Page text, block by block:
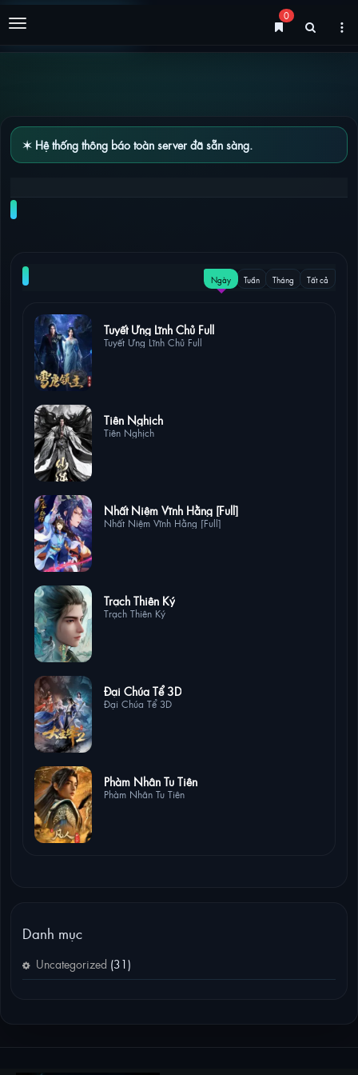
Menu
0
✶ Hệ thống thông báo toàn server đã sẵn sàng.
SƯ HUYNH A SƯ HUYNH TẬP 147 – 148 [VIETSUB]
NỔI BẬT Ngày Tuần Tháng Tất cả
Tuyết Ưng Lĩnh Chủ Full
Tuyết Ưng Lĩnh Chủ Full
Tiên Nghịch
Tiên Nghịch
Nhất Niệm Vĩnh Hằng [Full]
Nhất Niệm Vĩnh Hằng [Full]
Trạch Thiên Ký
Trạch Thiên Ký
Đại Chúa Tể 3D
Đại Chúa Tể 3D
Phàm Nhân Tu Tiên
Phàm Nhân Tu Tiên
Danh mục
Uncategorized (31)